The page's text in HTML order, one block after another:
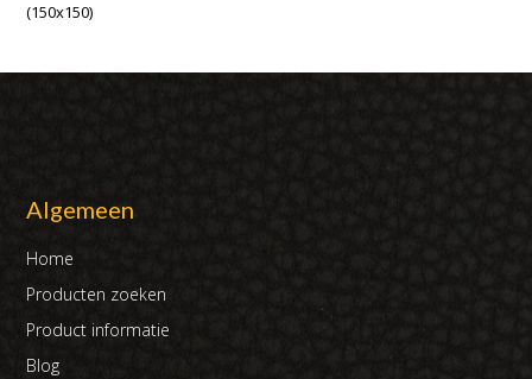
(150x150)
Algemeen
Home
Producten zoeken
Product informatie
Blog